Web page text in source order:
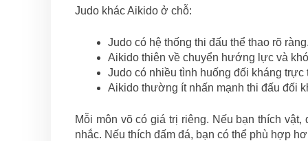
Judo khác Aikido ở chỗ:
Judo có hệ thống thi đấu thể thao rõ
Aikido thiên về chuyển hướng lực và
Judo có nhiều tình huống đối kháng trực
Aikido thường ít nhấn mạnh thi đấu đối
Mỗi môn võ có giá trị riêng. Nếu bạn thích
nhắc. Nếu thích đấm đá, bạn có thể phù hợp